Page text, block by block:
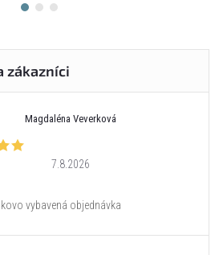
Magdaléna Veverková
7.8.2026
vybavená objednávka